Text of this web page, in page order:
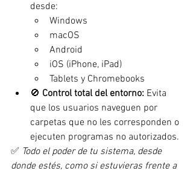
desde:
Windows
macOS
Android
iOS (iPhone, iPad)
Tablets y Chromebooks
🚫 Control total del entorno: Evita
que los usuarios naveguen por
carpetas que no les corresponden o
ejecuten programas no autorizados.
✅ Todo el poder de tu sistema, desde
donde estés, como si estuvieras frente a